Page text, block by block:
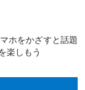
ホをかざすと話題
楽しもう